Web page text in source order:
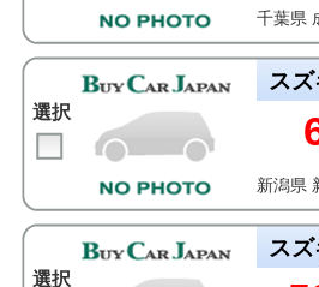
千葉県
選択
スズ
新潟県
選択
スズ